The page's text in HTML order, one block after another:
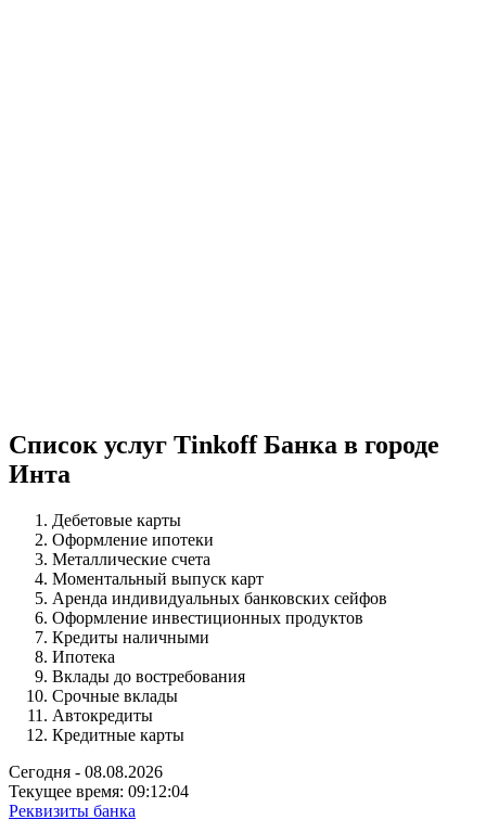
Список услуг Tinkoff Банка в городе
Инта
Дебетовые карты
Оформление ипотеки
Металлические счета
Моментальный выпуск карт
Аренда индивидуальных банковских сейфов
Оформление инвестиционных продуктов
Кредиты наличными
Ипотека
Вклады до востребования
Срочные вклады
Автокредиты
Кредитные карты
Сегодня - 08.08.2026
Текущее время: 09:12:05
Реквизиты банка